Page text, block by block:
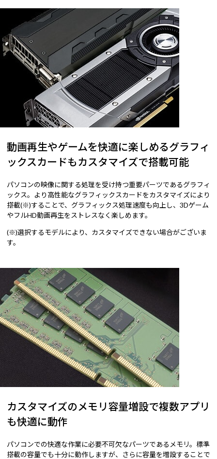
動画再生やゲームを快適に楽しめるグラフィ
ックスカードもカスタマイズで搭載可能
パソコンの映像に関する処理を受け持つ重要パーツであるグラフィ
ックス。より高性能なグラフィックスカードをカスタマイズにより
搭載(※)することで、グラフィックス処理速度も向上し、3Dゲーム
やフルHD動画再生をストレスなく楽しめます。
(※)選択するモデルにより、カスタマイズできない場合がございま
す。
カスタマイズのメモリ容量増設で複数アプリ
も快適に動作
パソコンでの快適な作業に必要不可欠なパーツであるメモリ。標準
搭載の容量でも十分に動作しますが、さらに容量を増設することで